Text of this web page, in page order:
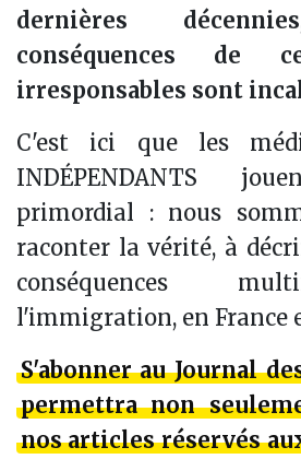
dernières décennies
conséquences de
irresponsables sont
C'est ici que les
INDÉPENDANTS
primordial : nous
raconter la vérité, à
conséquences
l'immigration, en France
S'abonner au Journal
permettra non
nos articles réservés